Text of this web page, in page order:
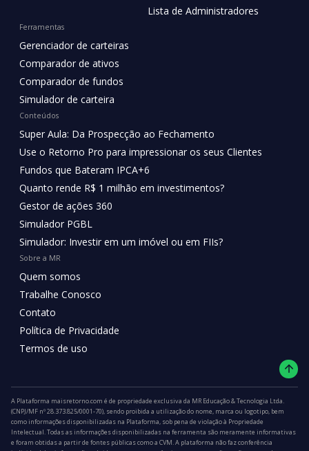
Lista de Administradores
Ferramentas
Gerenciador de carteiras
Comparador de ativos
Comparador de fundos
Simulador de carteira
Conteúdos
Super Aula: Da Prospecção ao Fechamento
Use o Retorno Pro para impressionar os seus Clientes
Fundos que Bateram IPCA+6
Quanto rende R$ 1 milhão em investimentos?
Gestor de ações 360
Simulador PGBL
Simulador: Investir em um imóvel ou em FIIs?
Sobre a MR
Quem somos
Trabalhe Conosco
Contato
Política de Privacidade
Termos de uso
A Plataforma maisretorno.com é de propriedade exclusiva da MR Educação & Tecnologia Ltda.
(CNPJ/MF nº 28.373.825/0001-70), sendo proibida a utilização do nome, marca ou logotipo, bem
como informações disponibilizadas na Plataforma, sob pena de violação à Propriedade
Intelectual. Todas as informações disponibilizadas na ferramenta são meramente informativas
e foram obtidas a partir de fontes públicas como a CVM. A plataforma não faz conferência